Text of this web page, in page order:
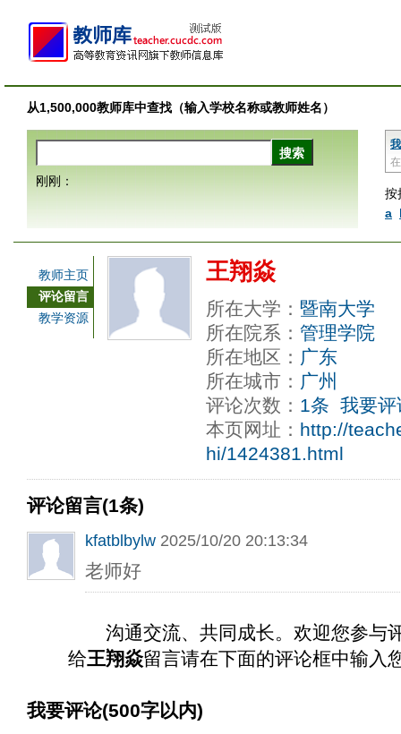
从1,500,000教师库中查找（输入学校名称或教师姓名）
按
a
刚刚：
教师主页
评论留言
教学资源
王翔焱
所在大学： 暨南大学
所在院系： 管理学院
所在地区： 广东
所在城市： 广州
评论次数： 1条 我要评
本页网址： http://
hi/1424381.html
评论留言(1条)
kfatblbylw 2025/10/20 20:13:34
老师好
沟通交流、共同成长。欢迎您参与
给王翔焱留言请在下面的评论框中输入
我要评论(500字以内)